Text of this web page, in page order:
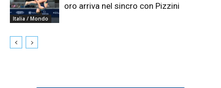
Italia / Mondo
oro arriva nel sincro con Pizzini